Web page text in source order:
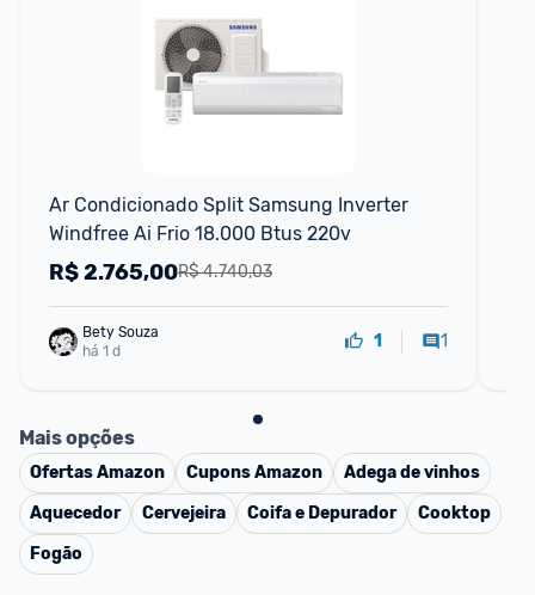
Ar Condicionado Split Samsung Inverter
Windfree Ai Frio 18.000 Btus 220v
R$ 4.740,03
R$2.765,00
Bety Souza
há 1 d
1 1
Mais opções
OfertasAmazon CuponsAmazon
Adega de vinhos
Aquecedor
Cervejeira Coifa e Depurador
Cooktop
Fogão